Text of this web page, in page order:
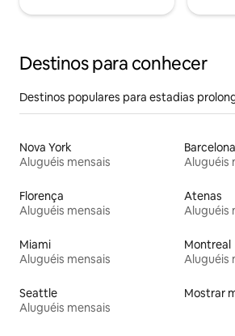
Destinos para conhecer
Destinos populares para estadias
Nova York
Aluguéis mensais
Barcelona
Aluguéis
Florença
Aluguéis mensais
Atenas
Aluguéis
Miami
Aluguéis mensais
Montreal
Aluguéis
Seattle
Aluguéis mensais
Mostrar